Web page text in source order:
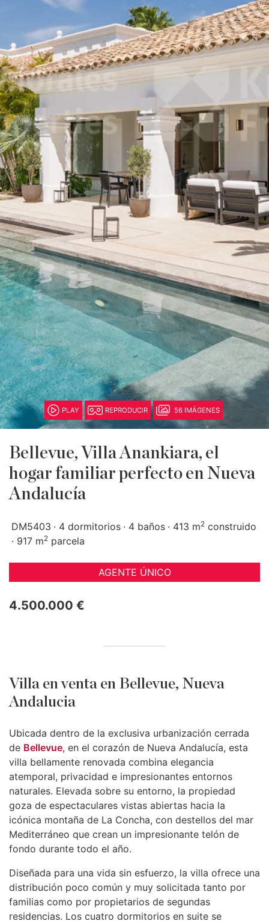
PLAY REPRODUCIR 56 IMÁGENES
Bellevue, Villa Anankiara, el
hogar familiar perfecto en Nueva
Andalucía
DM5403 4 dormitorios 4 baños 413 m2 construido
917 m2 parcela
AGENTE ÚNICO
4.500.000 €
Villa en venta en Bellevue, Nueva
Andalucia
Ubicada dentro de la exclusiva urbanización cerrada
de Bellevue, en el corazón de Nueva Andalucía, esta
villa bellamente renovada combina elegancia
atemporal, privacidad e impresionantes entornos
naturales. Elevada sobre su entorno, la propiedad
goza de espectaculares vistas abiertas hacia la
icónica montaña de La Concha, con destellos del mar
Mediterráneo que crean un impresionante telón de
fondo durante todo el año.
Diseñada para una vida sin esfuerzo, la villa ofrece una
distribución poco común y muy solicitada tanto por
familias como por propietarios de segundas
residencias. Los cuatro dormitorios en suite se